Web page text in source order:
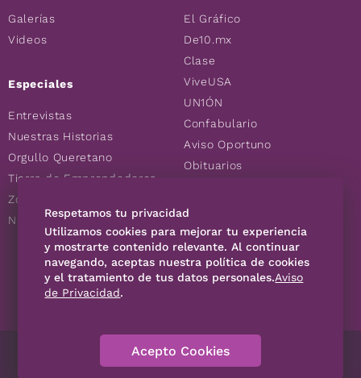
Galerías
Videos
Especiales
Entrevistas
Nuestras Historias
Orgullo Queretano
Tierra de Emprendedores
Zoociales
Nuevos Queretanos
El Gráfico
De10.mx
Clase
ViveUSA
UN1ÓN
Confabulario
Aviso Oportuno
Obituarios
Consultas
SÍGUENOS
Contáctanos Código de Ética
Respetamos tu privacidad
Utilizamos cookies para mejorar tu experiencia
y mostrarte contenido relevante. Al continuar
navegando, aceptas nuestra política de cookies
y el tratamiento de tus datos personales.Aviso
de Privacidad.
Acepto Cookies